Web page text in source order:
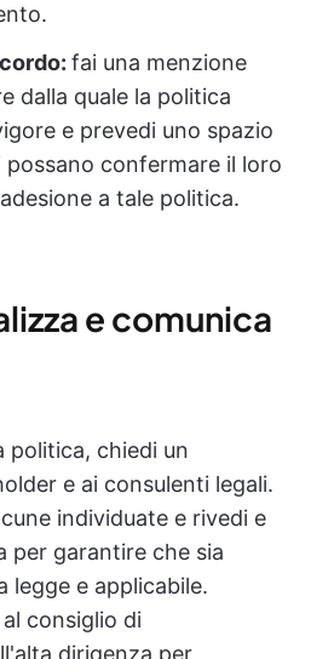
fai una menzione
dalla quale la politica
e prevedi uno spazio
confermare il loro
a tale politica.
e comunica
politica, chiedi un
e ai consulenti legali.
individuate e rivedi e
per garantire che sia
legge e applicabile.
consiglio di
dirigenza per